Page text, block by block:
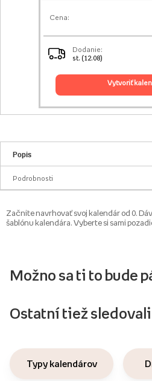
Cena:
Dodanie:
st. (12.08)
vytvoriť
Popis
Podrobnosti
Začnite navrhovať svoj kalendár od 0.
šablónu kalendára. Vyberte si sami
Možno sa ti to bude
Ostatní tiež sledovali
Typy kalendárov